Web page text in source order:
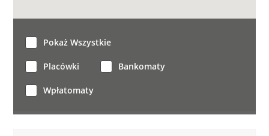
Pokaż Wszystkie
Placówki Bankomaty
Wpłatomaty